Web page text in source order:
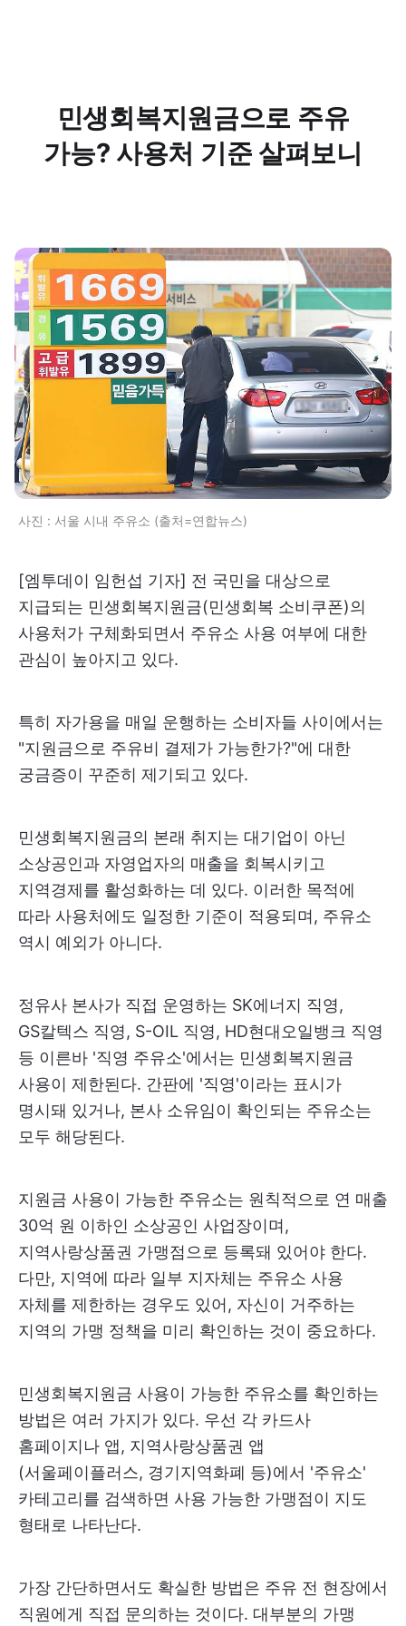
민생회복지원금으로 주유
가능? 사용처 기준 살펴보니
사진 : 서울 시내 주유소 (출처=연합뉴스)
[엠투데이 임헌섭 기자] 전 국민을 대상으로
지급되는 민생회복지원금(민생회복 소비쿠폰)의
사용처가 구체화되면서 주유소 사용 여부에 대한
관심이 높아지고 있다.
특히 자가용을 매일 운행하는 소비자들 사이에서는
"지원금으로 주유비 결제가 가능한가?"에 대한
궁금증이 꾸준히 제기되고 있다.
민생회복지원금의 본래 취지는 대기업이 아닌
소상공인과 자영업자의 매출을 회복시키고
지역경제를 활성화하는 데 있다. 이러한 목적에
따라 사용처에도 일정한 기준이 적용되며, 주유소
역시 예외가 아니다.
정유사 본사가 직접 운영하는 SK에너지 직영,
GS칼텍스 직영, S-OIL 직영, HD현대오일뱅크 직영
등 이른바 '직영 주유소'에서는 민생회복지원금
사용이 제한된다. 간판에 '직영'이라는 표시가
명시돼 있거나, 본사 소유임이 확인되는 주유소는
모두 해당된다.
지원금 사용이 가능한 주유소는 원칙적으로 연 매출
30억 원 이하인 소상공인 사업장이며,
지역사랑상품권 가맹점으로 등록돼 있어야 한다.
다만, 지역에 따라 일부 지자체는 주유소 사용
자체를 제한하는 경우도 있어, 자신이 거주하는
지역의 가맹 정책을 미리 확인하는 것이 중요하다.
민생회복지원금 사용이 가능한 주유소를 확인하는
방법은 여러 가지가 있다. 우선 각 카드사
홈페이지나 앱, 지역사랑상품권 앱
(서울페이플러스, 경기지역화폐 등)에서 '주유소'
카테고리를 검색하면 사용 가능한 가맹점이 지도
형태로 나타난다.
가장 간단하면서도 확실한 방법은 주유 전 현장에서
직원에게 직접 문의하는 것이다. 대부분의 가맹